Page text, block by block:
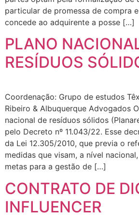
particular de promessa de compra
concede ao adquirente a posse […]
PLANO
RESÍDUOS
Coordenação: Grupo de estudos
Ribeiro & Albuquerque Advogados
nacional de resíduos sólidos
pelo Decreto nº 11.043/22. Esse
da Lei 12.305/2010, que previa o
medidas que visam, a nível
metas para a gestão de […]
CONTRATO DE
INFLUENCER